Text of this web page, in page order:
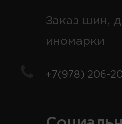
Заказ шин,
иномарки
+7(978) 206-